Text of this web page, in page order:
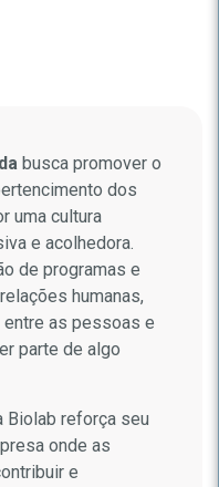
busca promover o
dos
uma cultura
e acolhedora.
de programas e
humanas,
as pessoas e
parte de algo
Biolab reforça seu
onde as
e